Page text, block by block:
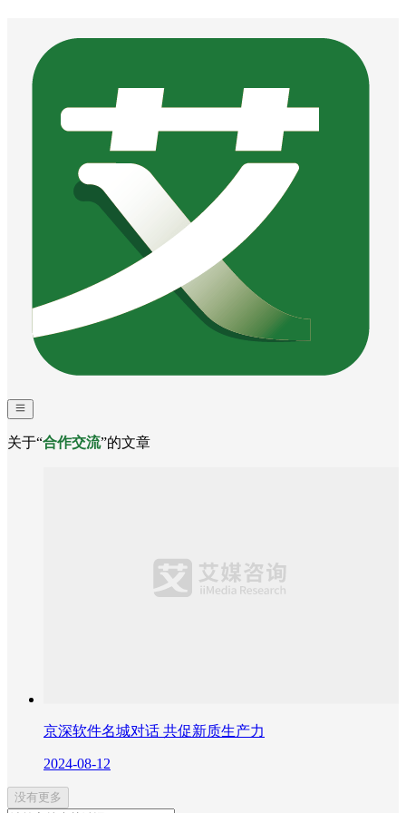
关于“合作交流”的文章
京深软件名城对话 共促新质生产力
2024-08-12
没有更多